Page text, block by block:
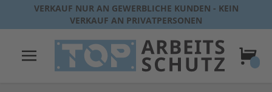
Direkt zum Inhalt
VERKAUF NUR AN GEWERBLICHE KUNDEN - KEIN
VERKAUF AN PRIVATPERSONEN